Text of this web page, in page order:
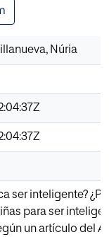
Núria
ser inteligente?
para ser
un artículo del